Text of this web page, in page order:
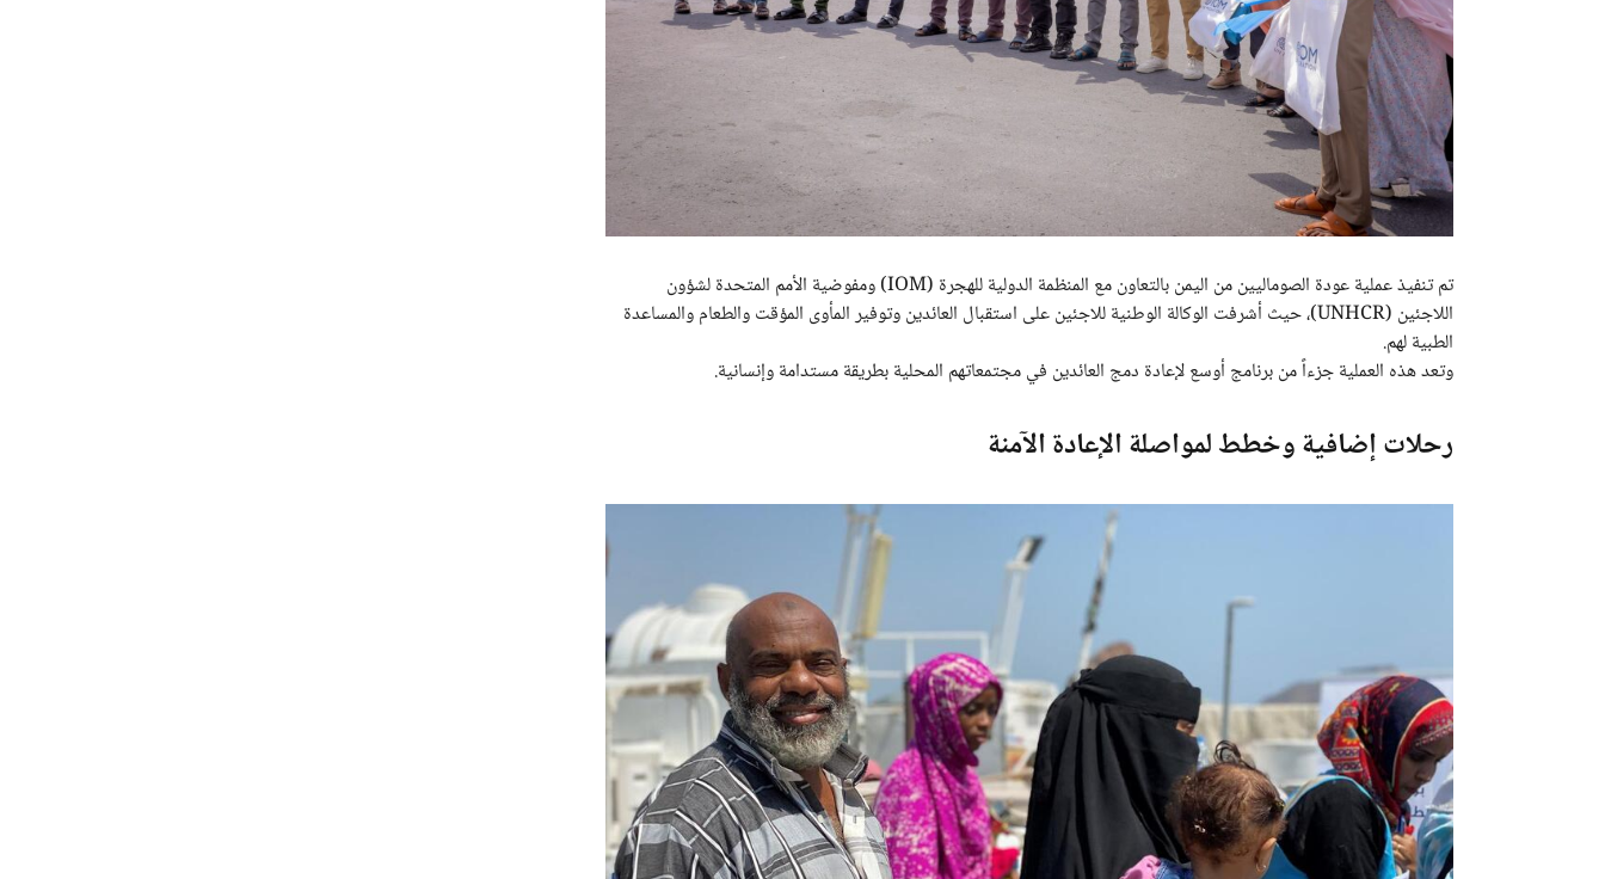
تم تنفيذ عملية عودة الصوماليين من اليمن بالتعاون مع المنظمة الدولية للهجرة (IOM) ومفوضية الأمم المتحدة لشؤون
اللاجئين (UNHCR)، حيث أشرفت الوكالة الوطنية للاجئين على استقبال العائدين وتوفير المأوى المؤقت والطعام والمساعدة
الطبية لهم.
وتعد هذه العملية جزءاً من برنامج أوسع لإعادة دمج العائدين في مجتمعاتهم المحلية بطريقة مستدامة وإنسانية.
رحلات إضافية وخطط لمواصلة الإعادة الآمنة